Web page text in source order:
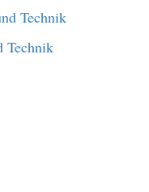
Technik